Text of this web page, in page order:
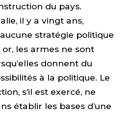
du pays.
il y a vingt ans,
aucune stratégie politique
les armes ne sont
donnent du
à la politique. Le
s’il est exercé, ne
établir les bases d’une